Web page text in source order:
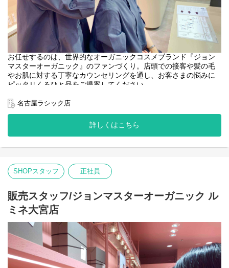
お任せするのは、世界的なオーガニックコスメブランド『ジョン
マスターオーガニック』のファンづくり。店頭での接客や髪の毛
やお肌に対する丁寧なカウンセリングを通し、お客さまの悩みに
ピッタリくるひと品をご提案してください。
＜取扱いブランド＞
[john masters organics]
"ヘアスタイリスト・John Masters"が15年以上の月日をかけた開
発により生み出されたスキンケア&ヘアケアのブランドです。
農薬や化学肥料を使わずに栽培され、収穫されたオーガニックで
ナチュラルな原料を使用しています。必要な美容成分を含むハー
ャーで、 ホリスティックな美容効果を追求しています。
名古屋ラシック店
詳しくはこちら
SHOPスタッフ 正社員
販売スタッフ/ジョンマスターオーガニック ル
ミネ大宮店